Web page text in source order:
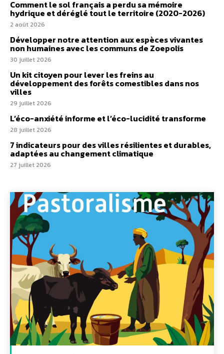
Comment le sol français a perdu sa mémoire
hydrique et déréglé tout le territoire (2020-2026)
2 août 2026
Développer notre attention aux espèces vivantes
non humaines avec les communs de Zoepolis
30 juillet 2026
Un kit citoyen pour lever les freins au
développement des forêts comestibles dans nos
villes
29 juillet 2026
L’éco-anxiété informe et l’éco-lucidité transforme
28 juillet 2026
7 indicateurs pour des villes résilientes et durables,
adaptées au changement climatique
27 juillet 2026